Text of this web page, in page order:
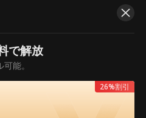
ソードです。視
放が必要です。
で解放
能。
26%割引